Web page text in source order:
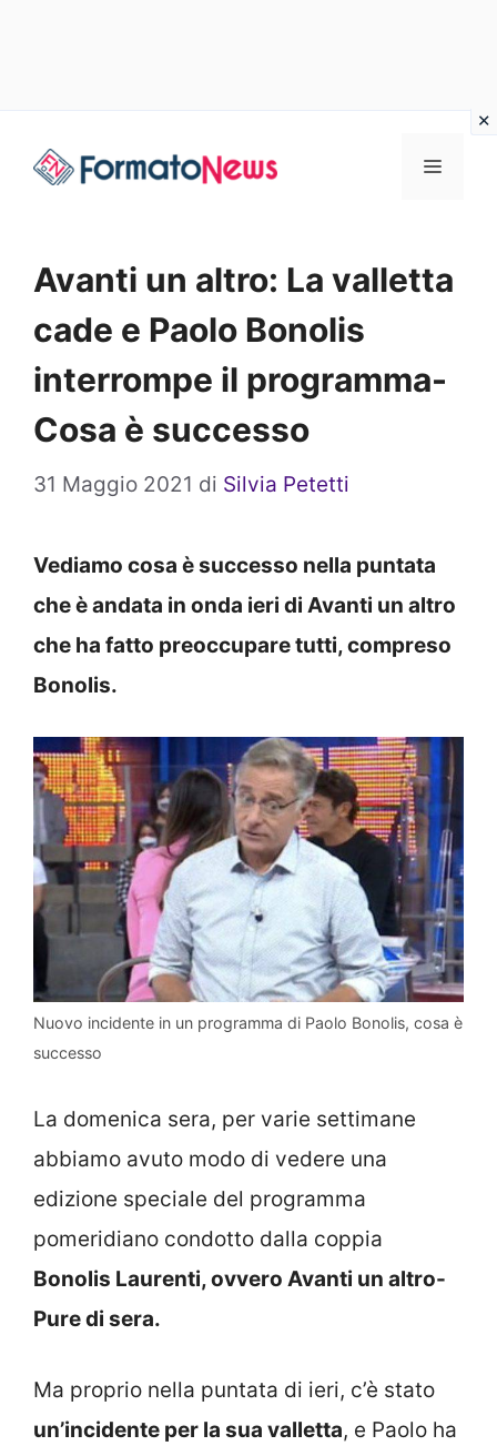
Menu
Avanti un altro: La valletta
cade e Paolo Bonolis
interrompe il programma-
Cosa è successo
31 Maggio 2021 di Silvia Petetti
Vediamo cosa è successo nella puntata
che è andata in onda ieri di Avanti un altro
che ha fatto preoccupare tutti, compreso
Bonolis.
Nuovo incidente in un programma di Paolo Bonolis, cosa è
successo
La domenica sera, per varie settimane
abbiamo avuto modo di vedere una
edizione speciale del programma
pomeridiano condotto dalla coppia
Bonolis Laurenti, ovvero Avanti un altro-
Pure di sera.
Ma proprio nella puntata di ieri, c’è stato
un’incidente per la sua valletta, e Paolo ha